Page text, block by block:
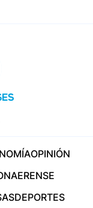
OPINIÓN
DEPORTES